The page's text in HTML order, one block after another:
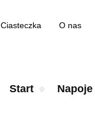
Ciasteczka O nas
Start Napoje